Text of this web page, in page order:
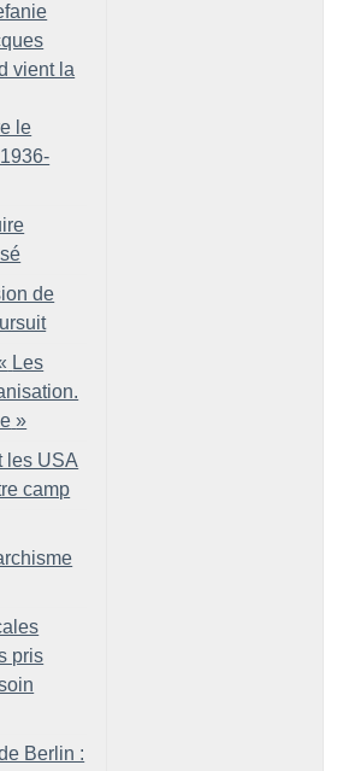
vient la
le
de
Les
»
les USA
camp
pris
Berlin :